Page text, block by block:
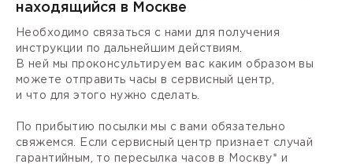
находящийся в Москве
Необходимо связаться с нами для получения
инструкции по дальнейшим действиям.
В ней мы проконсультируем вас каким образом вы
можете отправить часы в сервисный центр,
и что для этого нужно сделать.
По прибытию посылки мы с вами обязательно
свяжемся. Если сервисный центр признает случай
гарантийным, то пересылка часов в Москву* и